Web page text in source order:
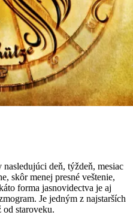
deň, týždeň, mesiac
skôr menej presné veštenie,
forma jasnovidectva je aj
Je jedným z najstarších
od staroveku.